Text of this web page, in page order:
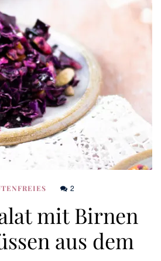
2
mit Birnen
aus dem